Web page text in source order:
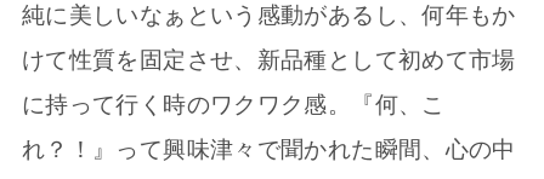
純に美しいなぁという感動があるし、何年もか
けて性質を固定させ、新品種として初めて市場
に持って行く時のワクワク感。『何、こ
れ？！』って興味津々で聞かれた瞬間、心の中